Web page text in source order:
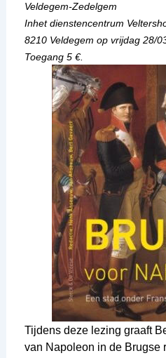
Veldegem-Zedelgem
Inhet dienstencentrum
8210 Veldegem op vrijdag 28/
Toegang 5 €.
Tijdens deze lezing graaft
van Napoleon in de Brugse